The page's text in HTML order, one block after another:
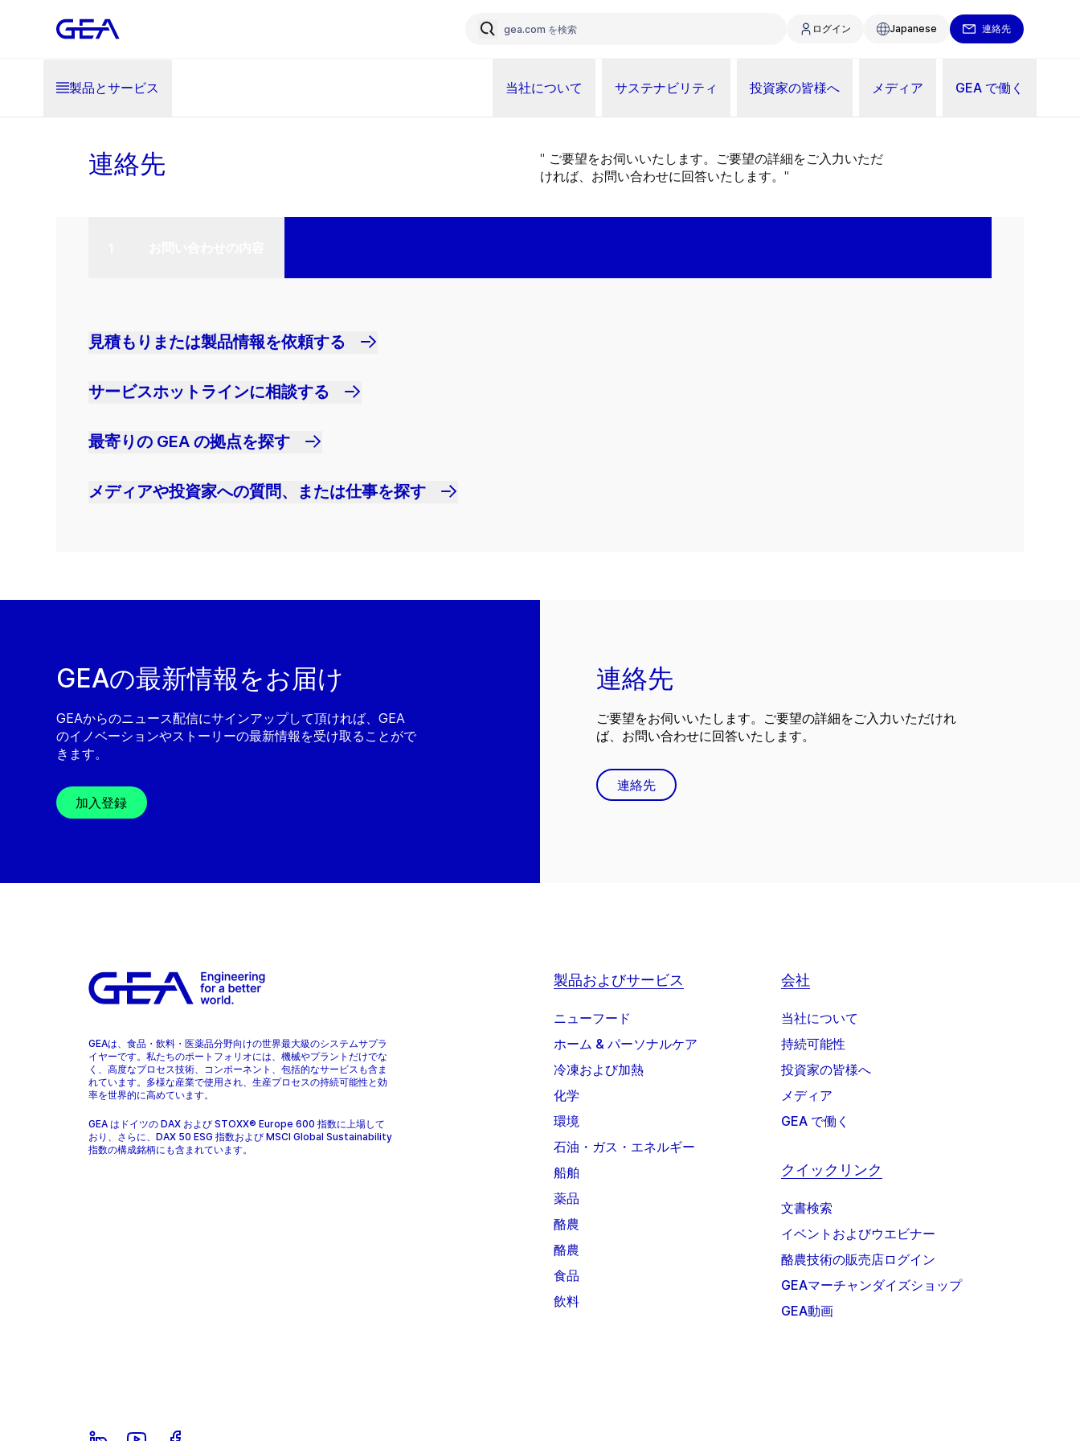
ログイン Japanese 連絡先
製品とサービス 当社について サステナビリティ 投資家の皆様へ メディア GEA で働く
連絡先
" ご要望をお伺いいたします。ご要望の詳細をご入力いただ
ければ、お問い合わせに回答いたします。"
見積もりまたは製品情報を依頼する
サービスホットラインに相談する
最寄りの GEA の拠点を探す
メディアや投資家への質問、または仕事を探す
GEAの最新情報をお届け
GEAからのニュース配信にサインアップして頂ければ、GEA
のイノベーションやストーリーの最新情報を受け取ることがで
きます。
加入登録
連絡先
ご要望をお伺いいたします。ご要望の詳細をご入力いただけれ
ば、お問い合わせに回答いたします。
連絡先
GEAは、食品・飲料・医薬品分野向けの世界最大級のシステムサプラ
イヤーです。私たちのポートフォリオには、機械やプラントだけでな
く、高度なプロセス技術、コンポーネント、包括的なサービスも含ま
れています。多様な産業で使用され、生産プロセスの持続可能性と効
率を世界的に高めています。
GEA はドイツの DAX および STOXX® Europe 600 指数に上場して
おり、さらに、DAX 50 ESG 指数および MSCI Global Sustainability
指数の構成銘柄にも含まれています。
製品およびサービス
ニューフード
ホーム & パーソナルケア
冷凍および加熱
化学
環境
石油・ガス・エネルギー
船舶
薬品
酪農
酪農
食品
飲料
会社
当社について
持続可能性
投資家の皆様へ
メディア
GEA で働く
クイックリンク
文書検索
イベントおよびウエビナー
酪農技術の販売店ログイン
GEAマーチャンダイズショップ
GEA動画